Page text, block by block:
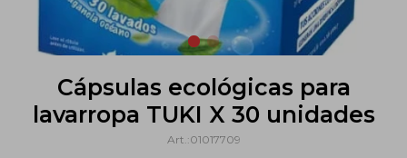
Cápsulas ecológicas para
lavarropa TUKI X 30 unidades
01017709